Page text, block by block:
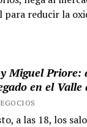
reducir la
Miguel Priore:
en el Valle
a las 18, los